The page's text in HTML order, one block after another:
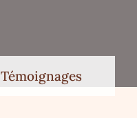
Témoignages